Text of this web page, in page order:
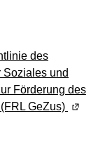
des
Soziales und
Förderung des
GeZus)